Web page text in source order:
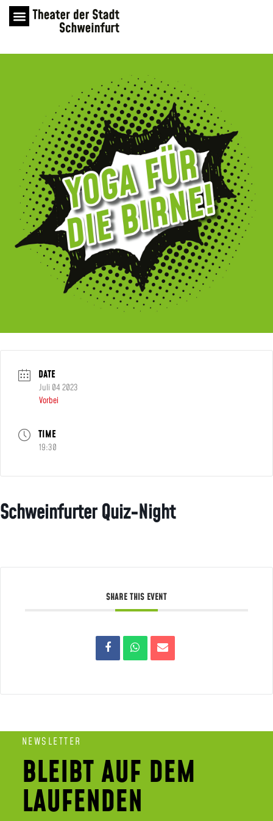
DATE
Juli 04 2023
Vorbei
TIME
19:30
Schweinfurter Quiz-Night
SHARE THIS EVENT
NEWSLETTER
BLEIBT AUF DEM
LAUFENDEN